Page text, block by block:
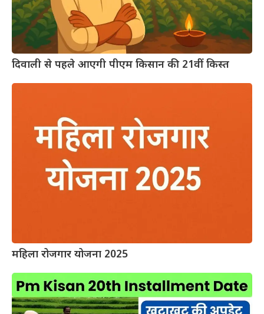
दिवाली से पहले आएगी पीएम किसान की 21वीं किस्त
महिला रोजगार योजना 2025